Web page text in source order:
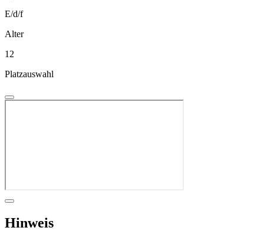
E/d/f
Alter
12
Platzauswahl
Hinweis